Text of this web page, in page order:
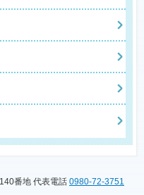
番地 代表電話 0980-72-3751